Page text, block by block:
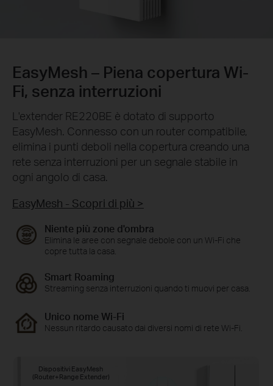
EasyMesh – Piena copertura Wi-
Fi, senza interruzioni
L'extender RE220BE è dotato di supporto
EasyMesh. Connesso con un router compatibile,
elimina i punti deboli nella copertura creando una
rete senza interruzioni per un segnale stabile in
ogni angolo di casa.
EasyMesh - Scopri di più >
Niente più zone d'ombra
Elimina le aree con segnale debole con un Wi-Fi che
copre tutta la casa.
Smart Roaming
Streaming senza interruzioni quando ti muovi per casa.
Unico nome Wi-Fi
Nessun ritardo causato dai diversi nomi di rete Wi-Fi.
Dispositivi EasyMesh
(Router+Range Extender)